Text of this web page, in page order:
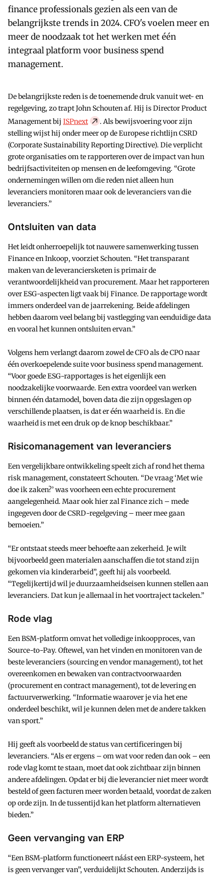
finance professionals gezien als een van de
belangrijkste trends in 2024. CFO's voelen meer en
meer de noodzaak tot het werken met één
integraal platform voor business spend
management.
De belangrijkste reden is de toenemende druk vanuit wet- en
regelgeving, zo trapt John Schouten af. Hij is Director Product
Management bij ISPnext
. Als bewijsvoering voor zijn
stelling wijst hij onder meer op de Europese richtlijn CSRD
(Corporate Sustainability Reporting Directive). Die verplicht
grote organisaties om te rapporteren over de impact van hun
bedrijfsactiviteiten op mensen en de leefomgeving. “Grote
ondernemingen willen om die reden niet alleen hun
leveranciers monitoren maar ook de leveranciers van die
leveranciers.”
Ontsluiten van data
Het leidt onherroepelijk tot nauwere samenwerking tussen
Finance en Inkoop, voorziet Schouten. “Het transparant
maken van de leveranciersketen is primair de
verantwoordelijkheid van procurement. Maar het rapporteren
over ESG-aspecten ligt vaak bij Finance. De rapportage wordt
immers onderdeel van de jaarrekening. Beide afdelingen
hebben daarom veel belang bij vastlegging van eenduidige data
en vooral het kunnen ontsluiten ervan.”
Volgens hem verlangt daarom zowel de CFO als de CPO naar
één overkoepelende suite voor business spend management.
“Voor goede ESG-rapportages is het eigenlijk een
noodzakelijke voorwaarde. Een extra voordeel van werken
binnen één datamodel, boven data die zijn opgeslagen op
verschillende plaatsen, is dat er één waarheid is. En die
waarheid is met een druk op de knop beschikbaar.”
Risicomanagement van leveranciers
Een vergelijkbare ontwikkeling speelt zich af rond het thema
risk management, constateert Schouten. “De vraag ‘Met wie
doe ik zaken?’ was voorheen een echte procurement
aangelegenheid. Maar ook hier zal Finance zich – mede
ingegeven door de CSRD-regelgeving – meer mee gaan
bemoeien.”
“Er ontstaat steeds meer behoefte aan zekerheid. Je wilt
bijvoorbeeld geen materialen aanschaffen die tot stand zijn
gekomen via kinderarbeid”, geeft hij als voorbeeld.
“Tegelijkertijd wil je duurzaamheidseisen kunnen stellen aan
leveranciers. Dat kun je allemaal in het voortraject tackelen.”
Rode vlag
Een BSM-platform omvat het volledige inkoopproces, van
Source-to-Pay. Oftewel, van het vinden en monitoren van de
beste leveranciers (sourcing en vendor management), tot het
overeenkomen en bewaken van contractvoorwaarden
(procurement en contract management), tot de levering en
factuurverwerking. “Informatie waarover je via het ene
onderdeel beschikt, wil je kunnen delen met de andere takken
van sport.”
Hij geeft als voorbeeld de status van certificeringen bij
leveranciers. “Als er ergens – om wat voor reden dan ook – een
rode vlag komt te staan, moet dat ook zichtbaar zijn binnen
andere afdelingen. Opdat er bij die leverancier niet meer wordt
besteld of geen facturen meer worden betaald, voordat de zaken
op orde zijn. In de tussentijd kan het platform alternatieven
bieden.”
Geen vervanging van ERP
“Een BSM-platform functioneert náást een ERP-systeem, het
is geen vervanger van”, verduidelijkt Schouten. Anderzijds is